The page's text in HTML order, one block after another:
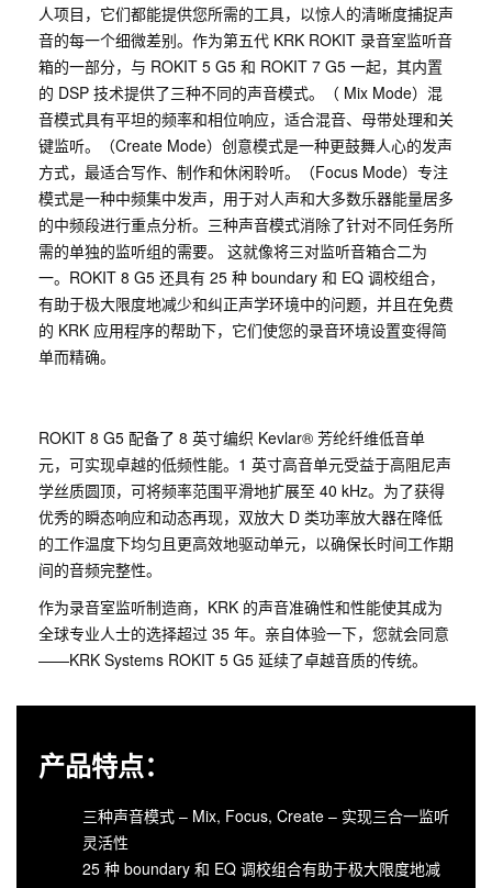
人项目，它们都能提供您所需的工具，以惊人的清晰度捕捉声
音的每一个细微差别。作为第五代 KRK ROKIT 录音室监听音
箱的一部分，与 ROKIT 5 G5 和 ROKIT 7 G5 一起，其内置
的 DSP 技术提供了三种不同的声音模式。（ Mix Mode）混
音模式具有平坦的频率和相位响应，适合混音、母带处理和关
键监听。（Create Mode）创意模式是一种更鼓舞人心的发声
方式，最适合写作、制作和休闲聆听。（Focus Mode）专注
模式是一种中频集中发声，用于对人声和大多数乐器能量居多
的中频段进行重点分析。三种声音模式消除了针对不同任务所
需的单独的监听组的需要。 这就像将三对监听音箱合二为
一。ROKIT 8 G5 还具有 25 种 boundary 和 EQ 调校组合，
有助于极大限度地减少和纠正声学环境中的问题，并且在免费
的 KRK 应用程序的帮助下，它们使您的录音环境设置变得简
单而精确。
ROKIT 8 G5 配备了 8 英寸编织 Kevlar® 芳纶纤维低音单
元，可实现卓越的低频性能。1 英寸高音单元受益于高阻尼声
学丝质圆顶，可将频率范围平滑地扩展至 40 kHz。为了获得
优秀的瞬态响应和动态再现，双放大 D 类功率放大器在降低
的工作温度下均匀且更高效地驱动单元，以确保长时间工作期
间的音频完整性。
作为录音室监听制造商，KRK 的声音准确性和性能使其成为
全球专业人士的选择超过 35 年。亲自体验一下，您就会同意
——KRK Systems ROKIT 5 G5 延续了卓越音质的传统。
产品特点：
三种声音模式 – Mix, Focus, Create – 实现三合一监听
灵活性
25 种 boundary 和 EQ 调校组合有助于极大限度地减